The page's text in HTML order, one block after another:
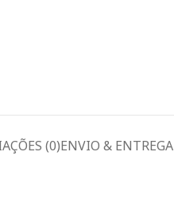
(0)ENVIO & ENTREGA